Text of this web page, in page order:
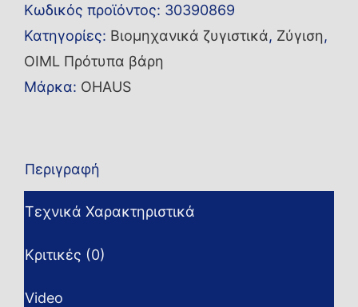
200mg
CLF2
No
Cert
Κωδικός προϊόντος: 30390869
Κατηγορίες: Βιομηχανικά ζυγιστικά, Ζύγιση,
OIML Πρότυπα βάρη
Μάρκα: OHAUS
Περιγραφή
Τεχνικά Χαρακτηριστικά
Κριτικές (0)
Video